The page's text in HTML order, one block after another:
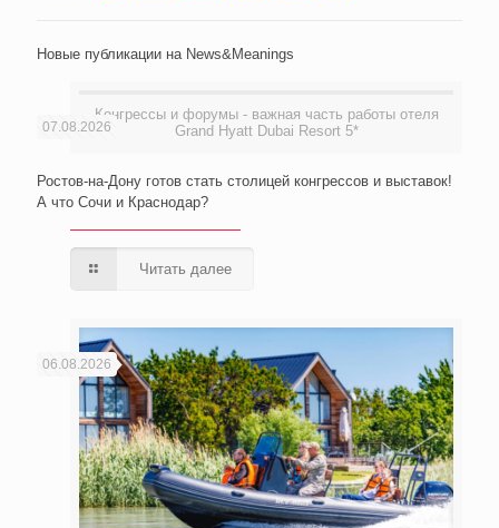
Новые публикации на News&Meanings
Конгрессы и форумы - важная часть работы отеля
Grand Hyatt Dubai Resort 5*
07.08.2026
Ростов-на-Дону готов стать столицей конгрессов и выставок!
А что Сочи и Краснодар?
Читать далее
06.08.2026